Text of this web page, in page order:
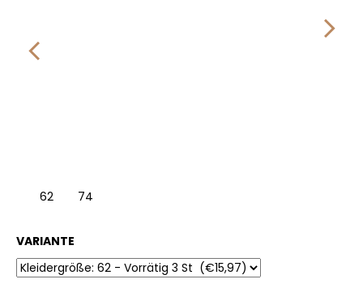
62 74
VARIANTE